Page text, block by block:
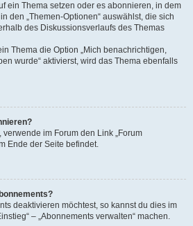
ein Thema setzen oder es abonnieren, in dem
den „Themen-Optionen“ auswählst, die sich
des Diskussionsverlaufs des Themas
Thema die Option „Mich benachrichtigen,
wurde“ aktivierst, wird das Thema ebenfalls
im Forum den Link „Forum
Ende der Seite befindet.
deaktivieren möchtest, so kannst du dies im
– „Abonnements verwalten“ machen.